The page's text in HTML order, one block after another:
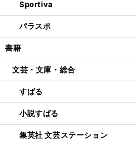
Sportiva
パラスポ
書籍
文芸・文庫・総合
すばる
小説すばる
集英社 文芸ステーション